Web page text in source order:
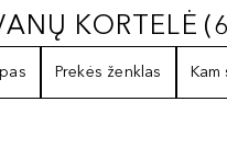
KORTELĖ
KORTELĖ (6
Prekės ženklas Kam